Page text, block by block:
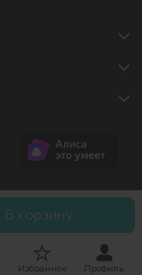
В корзину
Избранное Профиль